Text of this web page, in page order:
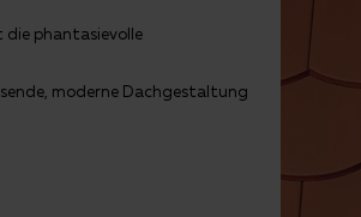
phantasievolle
moderne Dachgestaltung